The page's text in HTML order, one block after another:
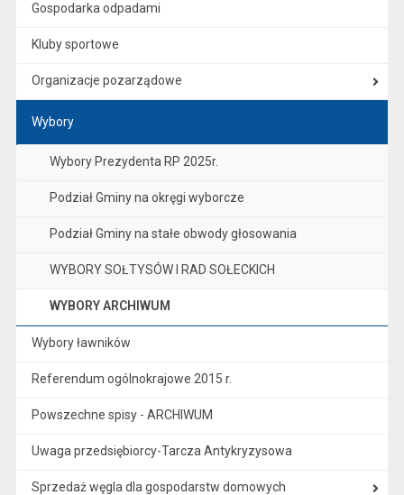
Gospodarka odpadami
Kluby sportowe
Organizacje pozarządowe
Wybory
Wybory Prezydenta RP 2025r.
Podział Gminy na okręgi wyborcze
Podział Gminy na stałe obwody głosowania
WYBORY SOŁTYSÓW I RAD SOŁECKICH
WYBORY ARCHIWUM
Wybory ławników
Referendum ogólnokrajowe 2015 r.
Powszechne spisy - ARCHIWUM
Uwaga przedsiębiorcy-Tarcza Antykryzysowa
Sprzedaż węgla dla gospodarstw domowych